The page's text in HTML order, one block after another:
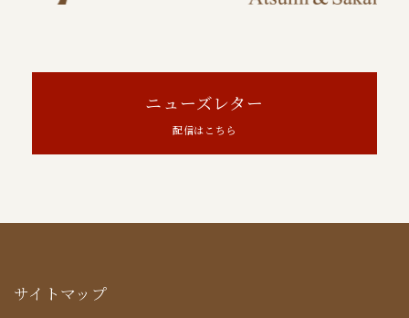
ニューズレター
配信はこちら
サイトマップ